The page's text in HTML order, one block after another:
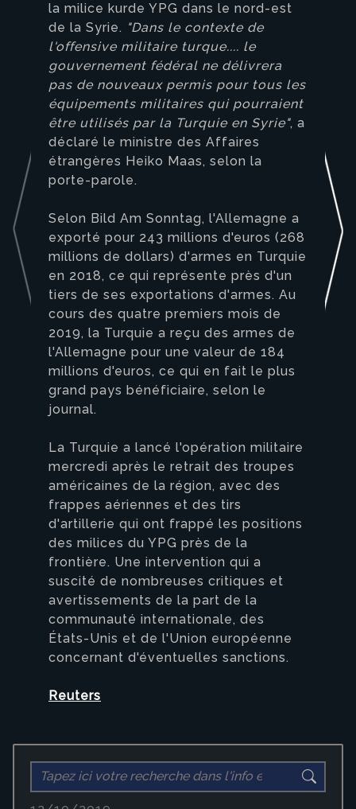
la milice kurde YPG dans le nord-est
de la Syrie. "Dans le contexte de
l'offensive militaire turque.... le
gouvernement fédéral ne délivrera
pas de nouveaux permis pour tous les
équipements militaires qui pourraient
être utilisés par la Turquie en Syrie", a
déclaré le ministre des Affaires
étrangères Heiko Maas, selon la
porte-parole.
Selon Bild Am Sonntag, l'Allemagne a
exporté pour 243 millions d'euros (268
millions de dollars) d'armes en Turquie
en 2018, ce qui représente près d'un
tiers de ses exportations d'armes. Au
cours des quatre premiers mois de
2019, la Turquie a reçu des armes de
l'Allemagne pour une valeur de 184
millions d'euros, ce qui en fait le plus
grand pays bénéficiaire, selon le
journal.
La Turquie a lancé l'opération militaire
mercredi après le retrait des troupes
américaines de la région, avec des
frappes aériennes et des tirs
d'artillerie qui ont frappé les positions
des milices du YPG près de la
frontière. Une intervention qui a
suscité de nombreuses critiques et
avertissements de la part de la
communauté internationale, des
États-Unis et de l'Union européenne
concernant d'éventuelles sanctions.
Reuters